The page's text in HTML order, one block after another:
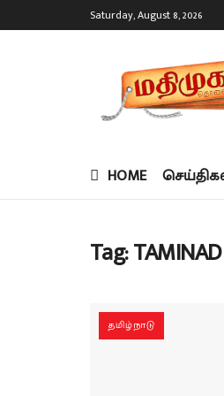
Saturday, August 8, 2026
HOME
Tag:
தமிழ்நாடு